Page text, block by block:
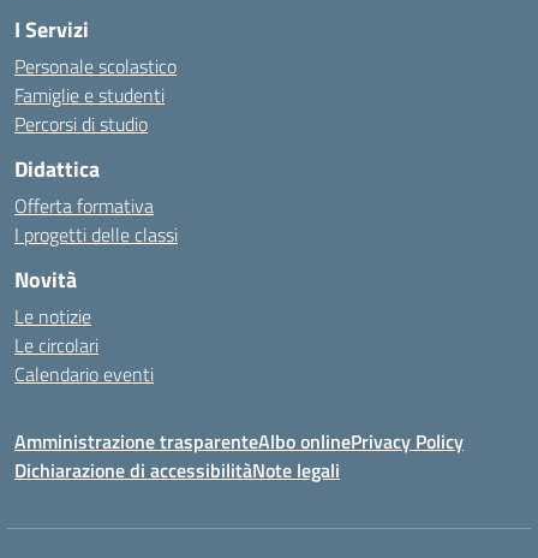
I Servizi
Personale scolastico
Famiglie e studenti
Percorsi di studio
Didattica
Offerta formativa
I progetti delle classi
Novità
Le notizie
Le circolari
Calendario eventi
Amministrazione trasparenteAlbo onlinePrivacy Policy
Dichiarazione di accessibilitàNote legali